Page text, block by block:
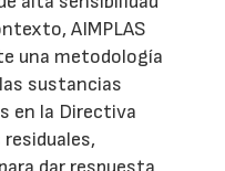
AIMPLAS
una metodología
sustancias
en la Directiva